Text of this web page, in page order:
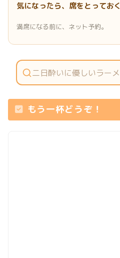
気になったら、席をとっておく
満席になる前に、ネット予約。
もう一杯どうぞ！